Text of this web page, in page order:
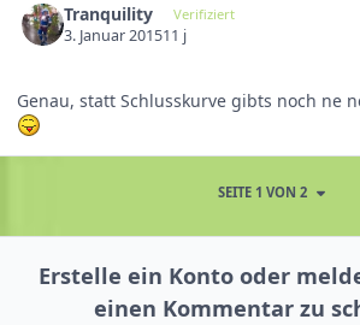
Tranquility Verifiziert
3. Januar 201511 j
Genau, statt Schlusskurve gibts noch ne
SEITE 1 VON 2
Erstelle ein Konto oder
einen Kommentar zu